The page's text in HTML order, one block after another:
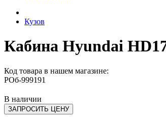
Кузов
Кабина Hyundai
Код товара в нашем магазине:
РОб-999191
В наличии
ЗАПРОСИТЬ ЦЕНУ